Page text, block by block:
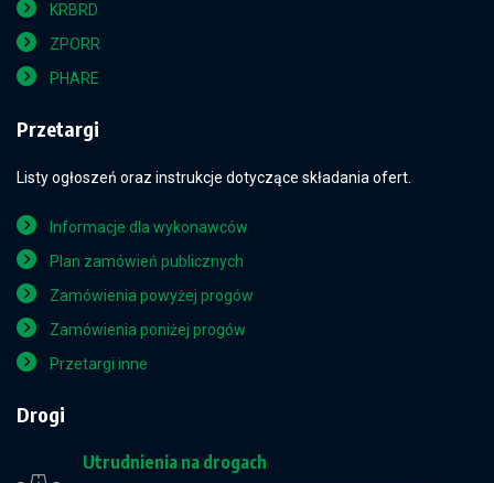
KRBRD
ZPORR
PHARE
Przetargi
Listy ogłoszeń oraz instrukcje dotyczące składania ofert.
Informacje dla wykonawców
Plan zamówień publicznych
Zamówienia powyżej progów
Zamówienia poniżej progów
Przetargi inne
Drogi
Utrudnienia na drogach